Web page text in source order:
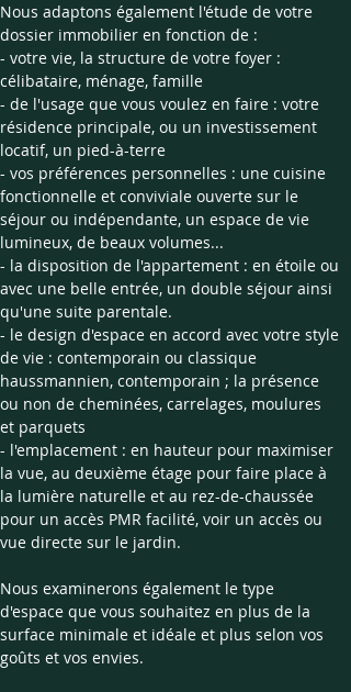
Nous adaptons également l'étude de votre
dossier immobilier en fonction de :
- votre vie, la structure de votre foyer :
célibataire, ménage, famille
- de l'usage que vous voulez en faire : votre
résidence principale, ou un investissement
locatif, un pied-à-terre
- vos préférences personnelles : une cuisine
fonctionnelle et conviviale ouverte sur le
séjour ou indépendante, un espace de vie
lumineux, de beaux volumes...
- la disposition de l'appartement : en étoile ou
avec une belle entrée, un double séjour ainsi
qu'une suite parentale.
- le design d'espace en accord avec votre style
de vie : contemporain ou classique
haussmannien, contemporain ; la présence
ou non de cheminées, carrelages, moulures
et parquets
- l'emplacement : en hauteur pour maximiser
la vue, au deuxième étage pour faire place à
la lumière naturelle et au rez-de-chaussée
pour un accès PMR facilité, voir un accès ou
vue directe sur le jardin.
Nous examinerons également le type
d'espace que vous souhaitez en plus de la
surface minimale et idéale et plus selon vos
goûts et vos envies.